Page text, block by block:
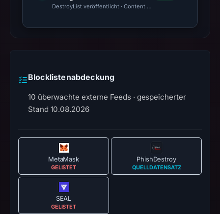
DestroyList veröffentlicht · Content Observed Unavailable ·
Blocklistenabdeckung
10 überwachte externe Feeds · gespeicherter
Stand 10.08.2026
MetaMask
GELISTET
PhishDestroy
QUELLDATENSATZ
SEAL
GELISTET